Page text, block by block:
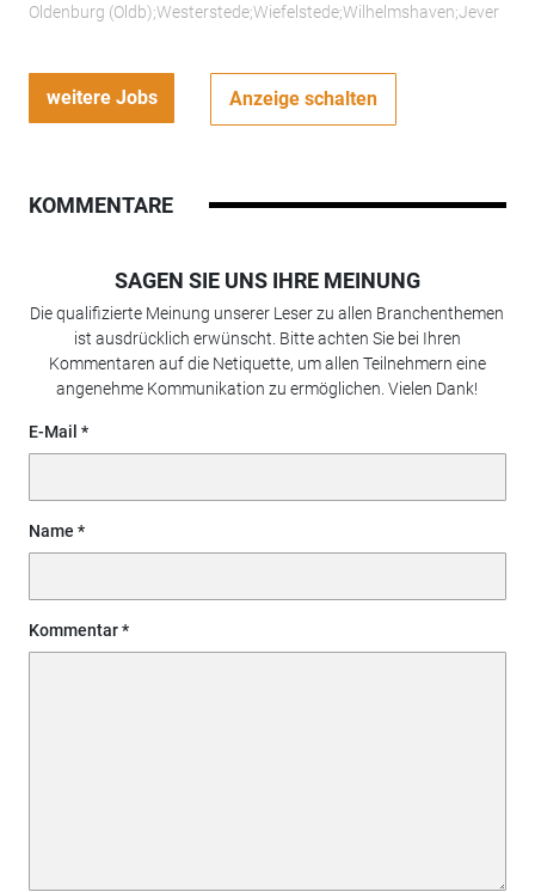
Oldenburg (Oldb);Westerstede;Wiefelstede;Wilhelmshaven;Jever
weitere Jobs Anzeige schalten
KOMMENTARE
SAGEN SIE UNS IHRE MEINUNG
Die qualifizierte Meinung unserer Leser zu allen Branchenthemen
ist ausdrücklich erwünscht. Bitte achten Sie bei Ihren
Kommentaren auf die Netiquette, um allen Teilnehmern eine
angenehme Kommunikation zu ermöglichen. Vielen Dank!
E-Mail
Name
Kommentar